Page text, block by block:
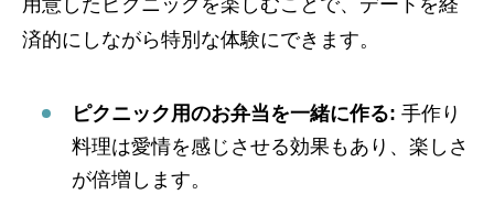
済的にしながら特別な体験にできます。
ピクニック用のお弁当を一緒に作る: 手作り
料理は愛情を感じさせる効果もあり、楽しさ
が倍増します。